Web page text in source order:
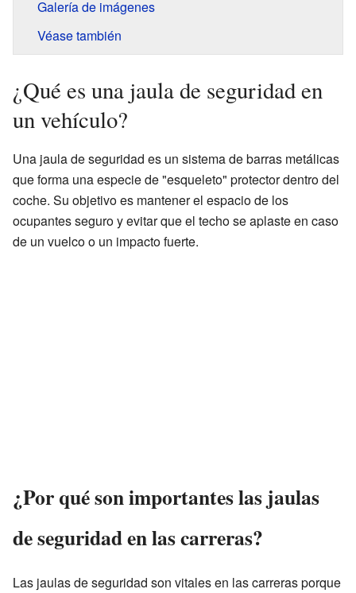
Galería de imágenes
Véase también
¿Qué es una jaula de seguridad en
un vehículo?
Una jaula de seguridad es un sistema de barras metálicas
que forma una especie de "esqueleto" protector dentro del
coche. Su objetivo es mantener el espacio de los
ocupantes seguro y evitar que el techo se aplaste en caso
de un vuelco o un impacto fuerte.
¿Por qué son importantes las jaulas
de seguridad en las carreras?
Las jaulas de seguridad son vitales en las carreras porque